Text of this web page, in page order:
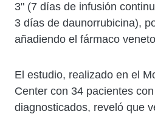
3" (7 días de infusión
3 días de daunorrubicina),
añadiendo el fármaco
El estudio, realizado en el
Center con 34 pacientes
diagnosticados, reveló que